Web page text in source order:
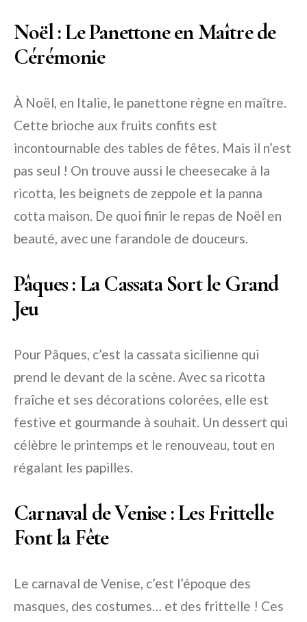
Noël : Le Panettone en Maître de
Cérémonie
À Noël, en Italie, le panettone règne en maître.
Cette brioche aux fruits confits est
incontournable des tables de fêtes. Mais il n’est
pas seul ! On trouve aussi le cheesecake à la
ricotta, les beignets de zeppole et la panna
cotta maison. De quoi finir le repas de Noël en
beauté, avec une farandole de douceurs.
Pâques : La Cassata Sort le Grand
Jeu
Pour Pâques, c’est la cassata sicilienne qui
prend le devant de la scène. Avec sa ricotta
fraîche et ses décorations colorées, elle est
festive et gourmande à souhait. Un dessert qui
célèbre le printemps et le renouveau, tout en
régalant les papilles.
Carnaval de Venise : Les Frittelle
Font la Fête
Le carnaval de Venise, c’est l’époque des
masques, des costumes… et des frittelle ! Ces